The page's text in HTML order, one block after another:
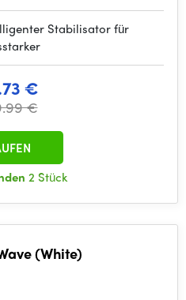
Stabilisator für
€
€
2 Stück
(White)